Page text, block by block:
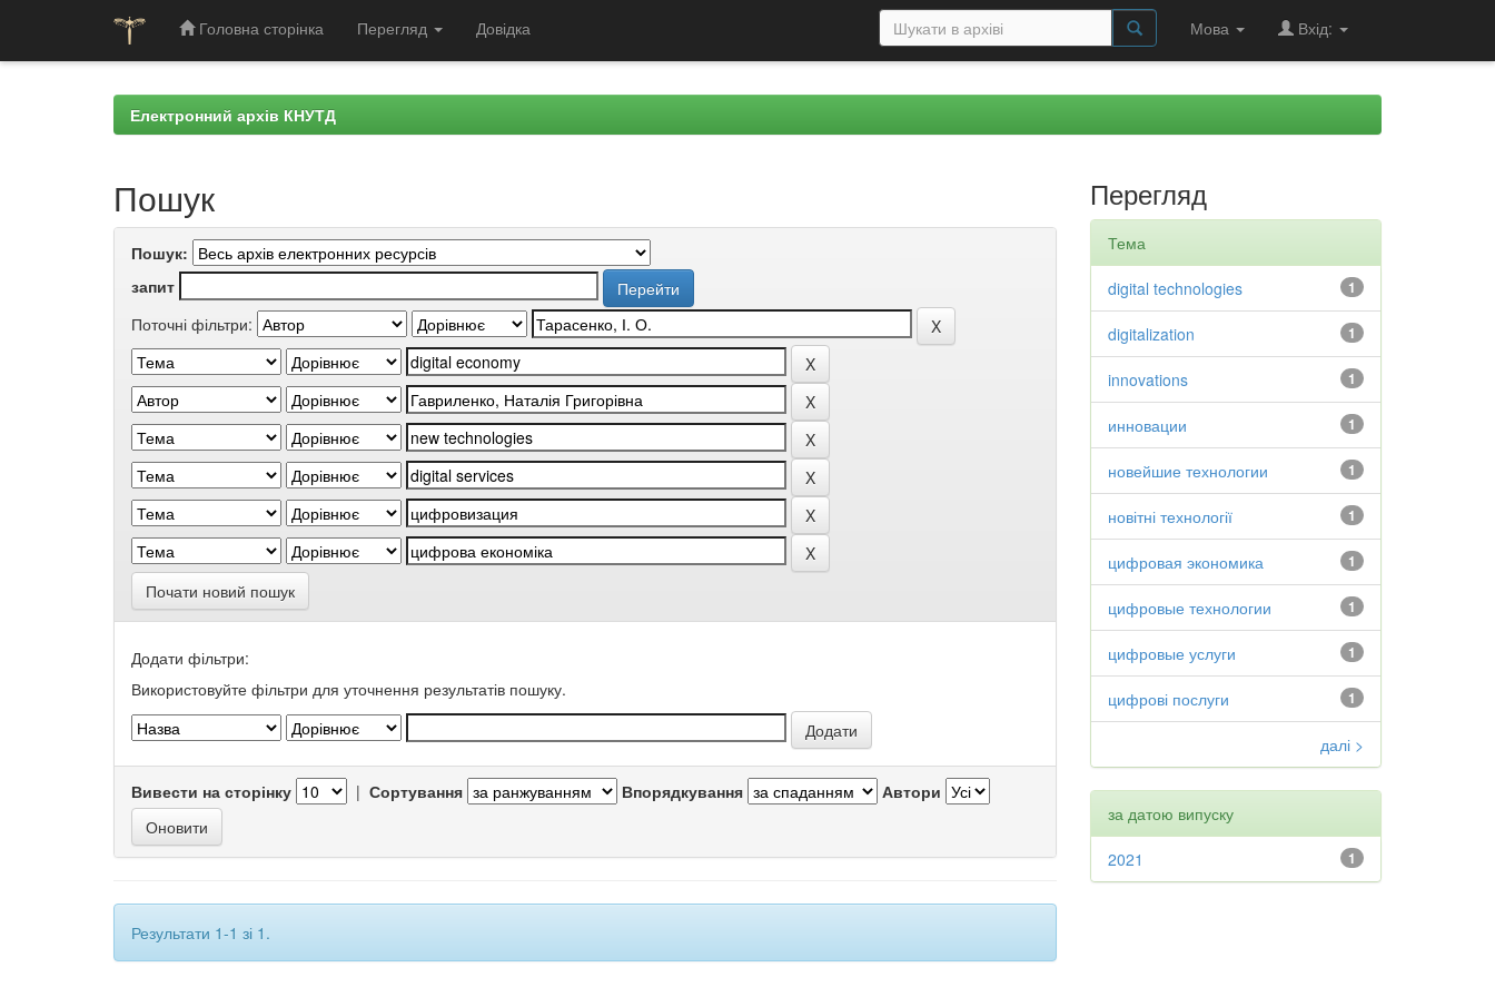
Головна сторінка Перегляд Довідка Мова Вхід:
Електронний архів КНУТД
Пошук
Пошук:
запит
Поточні фільтри:
Почати новий пошук
Додати фільтри:
Використовуйте фільтри для уточнення результатів пошуку.
Вивести на сторінку | Сортування Впорядкування Автори
Результати 1-1 зі 1.
Перегляд
Тема
1
digital technologies
1
digitalization
1
innovations
1
инновации
1
новейшие технологии
1
новітні технології
1
цифровая экономика
1
цифровые технологии
1
цифровые услуги
1
цифрові послуги
далі >
за датою випуску
1
2021